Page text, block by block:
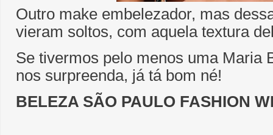
Outro make embelezador, mas
vieram soltos, com aquela textura
Se tivermos pelo menos uma Maria
nos surpreenda, já tá bom né!
BELEZA SÃO PAULO FASHION